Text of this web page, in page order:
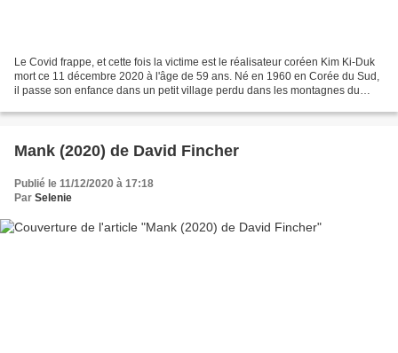
Le Covid frappe, et cette fois la victime est le réalisateur coréen Kim Ki-Duk
mort ce 11 décembre 2020 à l'âge de 59 ans. Né en 1960 en Corée du Sud,
il passe son enfance dans un petit village perdu dans les montagnes du
Mank (2020) de David Fincher
Publié le 11/12/2020 à 17:18
Par Selenie